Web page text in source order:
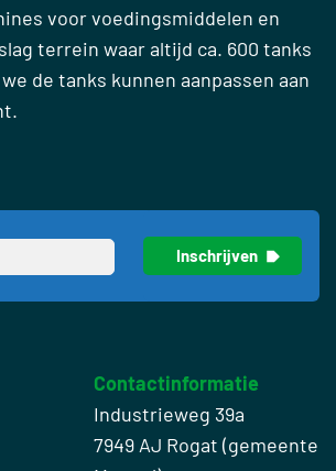
voor voedingsmiddelen en
terrein waar altijd ca. 600 tanks
de tanks kunnen aanpassen aan
Contactinformatie
Industrieweg 39a
7949 AJ Rogat (gemeente